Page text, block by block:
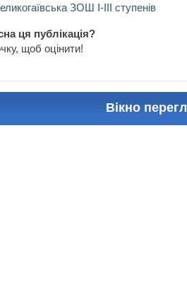
ЗОШ І-ІІІ ступенів
ця публікація?
щоб оцінити!
Вікно